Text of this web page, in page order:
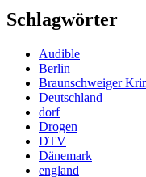
Schlagwörter
Audible
Berlin
Braunschweiger
Deutschland
dorf
Drogen
DTV
Dänemark
england